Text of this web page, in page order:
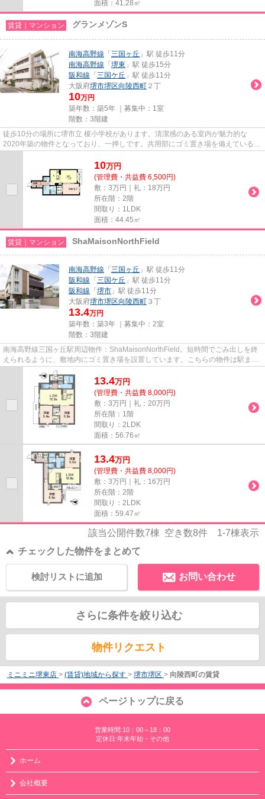
面積：41.28㎡
賃貸｜マンション グランメゾンS
南海高野線 「 三国ヶ丘 」駅 徒歩11分
南海高野線 「 堺東 」駅 徒歩15分
阪和線 「 三国ケ丘 」駅 徒歩11分
大阪府堺市堺区向陵西町 ２丁
10万円
築年数：築5年 ｜募集中： 1室
階数：3階建
徒歩10分の場所に堺市立 榎小学校があります。清潔感のある室内が魅力的な
2020年築の物件となっており、一押しです。共用部にゴミ置き場を備えているの
10万円
(管理費・共益費 6,500円)
敷：3万円｜礼：18万円
所在階：2階
間取り：1LDK
面積：44.45㎡
賃貸｜マンション ShaMaisonNorthField
南海高野線 「 三国ヶ丘 」駅 徒歩11分
阪和線 「 三国ケ丘 」駅 徒歩11分
阪和線 「 堺市 」駅 徒歩11分
大阪府堺市堺区向陵西町 ３丁
13.4万円
築年数：築3年 ｜募集中： 2室
階数：3階建
南海高野線三国ヶ丘駅周辺物件：ShaMaisonNorthField。短時間でごみ出しを終
えられるように、敷地内にゴミ置き場を設置しています。こちらの物件は駅まで
徒歩で11分で到着します。こち...
13.4万円
(管理費・共益費 8,000円)
敷：3万円｜礼：20万円
所在階：1階
間取り：2LDK
面積：56.76㎡
13.4万円
(管理費・共益費 8,000円)
敷：3万円｜礼：16万円
所在階：2階
間取り：2LDK
面積：59.47㎡
該当公開件数7棟 空き数8件 1-7棟表示
チェックした物件をまとめて
お問い合わせ
検討リストに追加
さらに条件を絞り込む
物件リクエスト
ミニミニ堺東店 > (賃貸)地域から探す > 堺市堺区 > 向陵西町の賃貸
ページトップに戻る
営業時間:10：00～18：00
定休日:年末年始・その他
ホーム
会社概要